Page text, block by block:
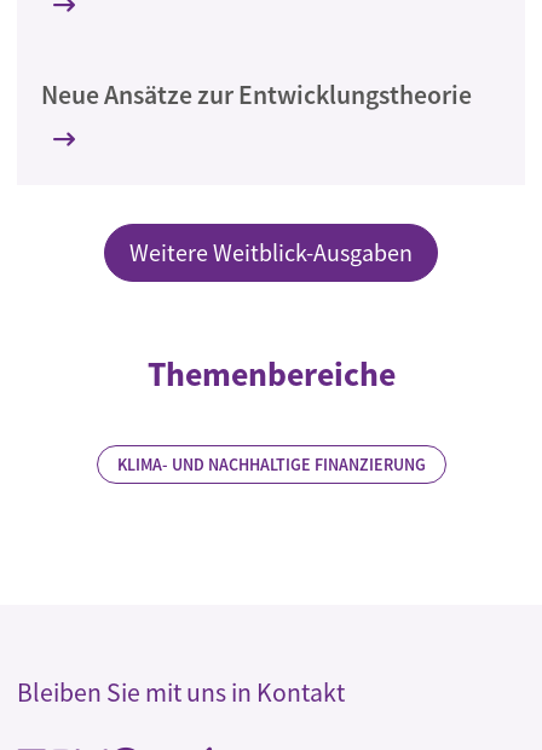
Neue Ansätze zur Entwicklungstheorie
Weitere Weitblick-Ausgaben
Themenbereiche
KLIMA- UND NACHHALTIGE FINANZIERUNG
Bleiben Sie mit uns in Kontakt